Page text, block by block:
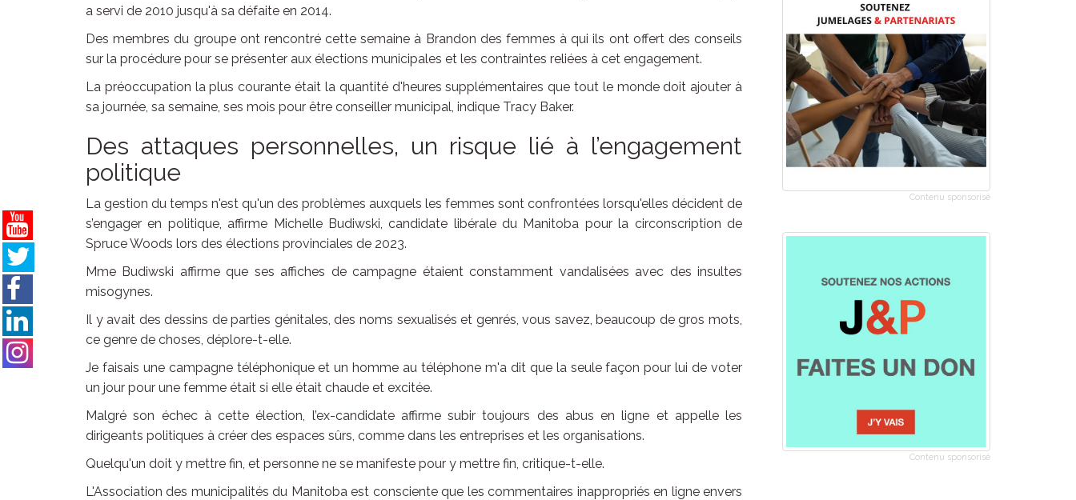
a servi de 2010 jusqu'à sa défaite en 2014.
Des membres du groupe ont rencontré cette semaine à Brandon des femmes à qui ils ont offert des conseils
sur la procédure pour se présenter aux élections municipales et les contraintes reliées à cet engagement.
La préoccupation la plus courante était la quantité d'heures supplémentaires que tout le monde doit ajouter à
sa journée, sa semaine, ses mois pour être conseiller municipal, indique Tracy Baker.
Des attaques personnelles, un risque lié à l’engagement
politique
La gestion du temps n'est qu'un des problèmes auxquels les femmes sont confrontées lorsqu'elles décident de
s’engager en politique, affirme Michelle Budiwski, candidate libérale du Manitoba pour la circonscription de
Spruce Woods lors des élections provinciales de 2023.
Mme Budiwski affirme que ses affiches de campagne étaient constamment vandalisées avec des insultes
misogynes.
Il y avait des dessins de parties génitales, des noms sexualisés et genrés, vous savez, beaucoup de gros mots,
ce genre de choses, déplore-t-elle.
Je faisais une campagne téléphonique et un homme au téléphone m'a dit que la seule façon pour lui de voter
un jour pour une femme était si elle était chaude et excitée.
Malgré son échec à cette élection, l’ex-candidate affirme subir toujours des abus en ligne et appelle les
dirigeants politiques à créer des espaces sûrs, comme dans les entreprises et les organisations.
Quelqu'un doit y mettre fin, et personne ne se manifeste pour y mettre fin, critique-t-elle.
L'Association des municipalités du Manitoba est consciente que les commentaires inappropriés en ligne envers
Contenu sponsorisé
Contenu sponsorisé